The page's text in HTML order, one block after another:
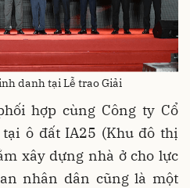
danh tại Lễ trao Giải
hợp cùng Công ty Cổ
ô đất IA25 (Khu đô thị
xây dựng nhà ở cho lực
nhân dân cũng là một